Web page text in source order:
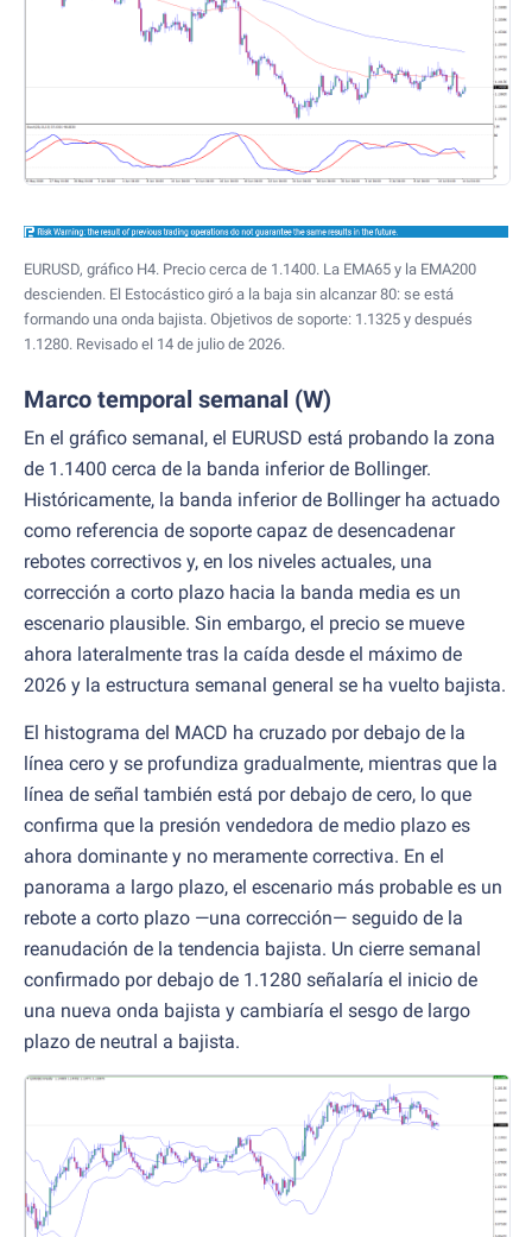
EURUSD, gráfico H4. Precio cerca de 1.1400. La EMA65 y la EMA200
descienden. El Estocástico giró a la baja sin alcanzar 80: se está
formando una onda bajista. Objetivos de soporte: 1.1325 y después
1.1280. Revisado el 14 de julio de 2026.
Marco temporal semanal (W)
En el gráfico semanal, el EURUSD está probando la zona
de 1.1400 cerca de la banda inferior de Bollinger.
Históricamente, la banda inferior de Bollinger ha actuado
como referencia de soporte capaz de desencadenar
rebotes correctivos y, en los niveles actuales, una
corrección a corto plazo hacia la banda media es un
escenario plausible. Sin embargo, el precio se mueve
ahora lateralmente tras la caída desde el máximo de
2026 y la estructura semanal general se ha vuelto bajista.
El histograma del MACD ha cruzado por debajo de la
línea cero y se profundiza gradualmente, mientras que la
línea de señal también está por debajo de cero, lo que
confirma que la presión vendedora de medio plazo es
ahora dominante y no meramente correctiva. En el
panorama a largo plazo, el escenario más probable es un
rebote a corto plazo —una corrección— seguido de la
reanudación de la tendencia bajista. Un cierre semanal
confirmado por debajo de 1.1280 señalaría el inicio de
una nueva onda bajista y cambiaría el sesgo de largo
plazo de neutral a bajista.